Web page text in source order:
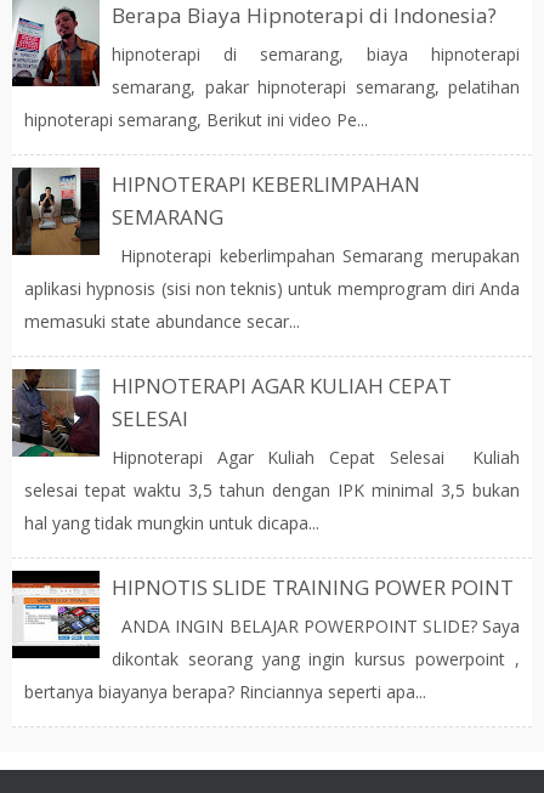
Berapa Biaya Hipnoterapi di Indonesia?
hipnoterapi di semarang, biaya hipnoterapi
semarang, pakar hipnoterapi semarang, pelatihan
hipnoterapi semarang, Berikut ini video Pe...
HIPNOTERAPI KEBERLIMPAHAN
SEMARANG
Hipnoterapi keberlimpahan Semarang merupakan
aplikasi hypnosis (sisi non teknis) untuk memprogram diri Anda
memasuki state abundance secar...
HIPNOTERAPI AGAR KULIAH CEPAT
SELESAI
Hipnoterapi Agar Kuliah Cepat Selesai Kuliah
selesai tepat waktu 3,5 tahun dengan IPK minimal 3,5 bukan
hal yang tidak mungkin untuk dicapa...
HIPNOTIS SLIDE TRAINING POWER POINT
ANDA INGIN BELAJAR POWERPOINT SLIDE? Saya
dikontak seorang yang ingin kursus powerpoint ,
bertanya biayanya berapa? Rinciannya seperti apa...